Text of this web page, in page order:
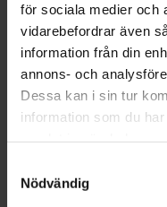
för sociala medier och
vidarebefordrar även
information från din
annons- och
Dessa kan i sin tur
information som du
Nödvändig
Vill du boka
Namn*
E-post*